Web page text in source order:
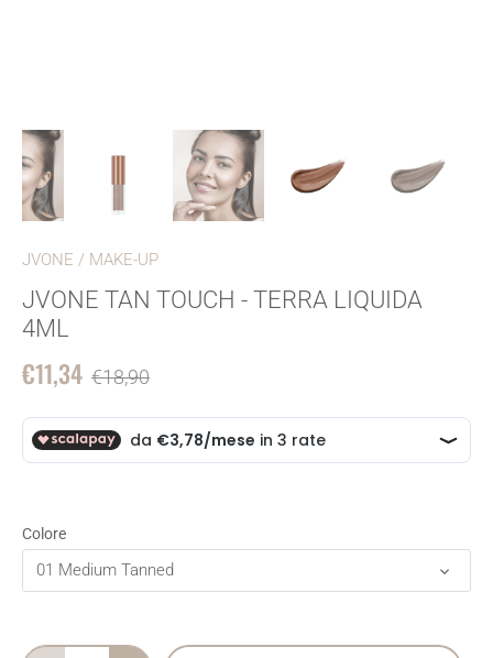
JVONE / MAKE-UP
JVONE TAN TOUCH - TERRA LIQUIDA
4ML
€11,34 €18,90
Colore
01 Medium Tanned